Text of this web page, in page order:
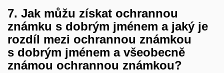
7. Jak můžu získat ochrannou
známku s dobrým jménem a jaký je
rozdíl mezi ochrannou známkou
s dobrým jménem a všeobecně
známou ochrannou známkou?